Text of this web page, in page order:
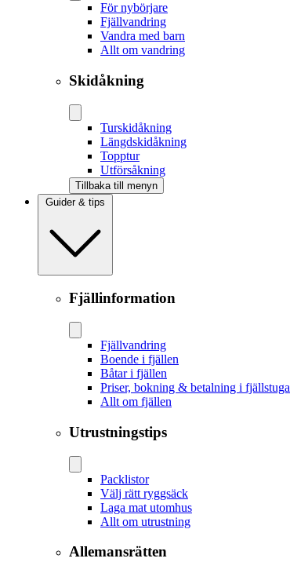
För nybörjare
Fjällvandring
Vandra med barn
Allt om vandring
Skidåkning
Tur­skidåkning
Längd­skidåkning
Topptur
Utförsåkning
Tillbaka till menyn
Guider & tips
Fjällinformation
Fjällvandring
Boende i fjällen
Båtar i fjällen
Priser, bokning & betalning i fjällstuga
Allt om fjällen
Utrustningstips
Packlistor
Välj rätt ryggsäck
Laga mat utomhus
Allt om utrustning
Allemansrätten